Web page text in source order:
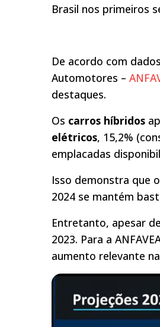
Brasil nos primeiros
De acordo com
Automotores –
destaques.
Os carros híbridos
elétricos, 15,2%
emplacadas
Isso demonstra que o
2024 se mantém
Entretanto, apesar
2023. Para a
aumento relevante